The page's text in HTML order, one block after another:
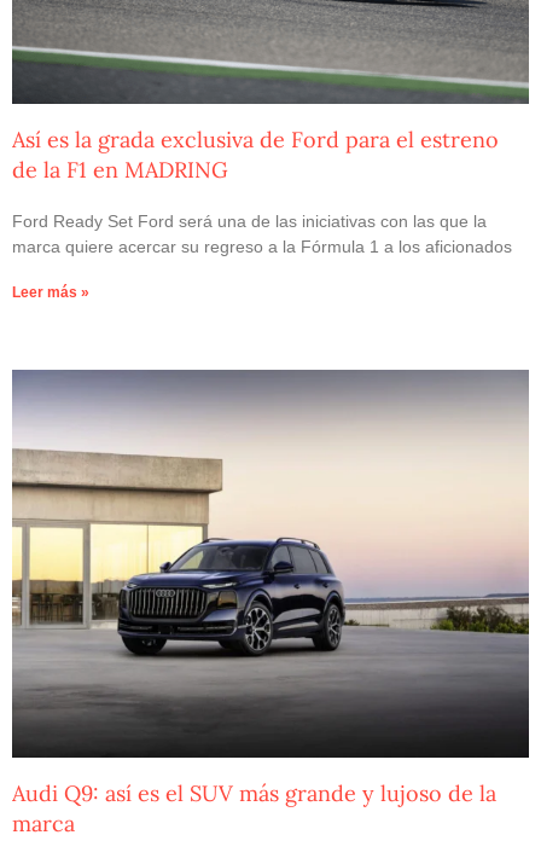
Así es la grada exclusiva de Ford para el estreno
de la F1 en MADRING
Ford Ready Set Ford será una de las iniciativas con las que la
marca quiere acercar su regreso a la Fórmula 1 a los aficionados
Leer más »
Audi Q9: así es el SUV más grande y lujoso de la
marca